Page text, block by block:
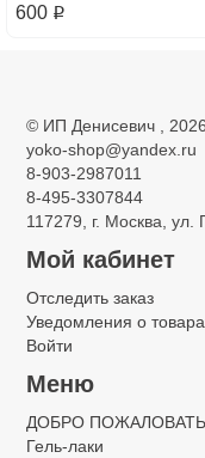
600 p
© ИП Денисевич
, 2026
yoko-shop@yandex.ru
8-903-2987011
8-495-3307844
117279, г. Москва,
Мой кабинет
Отследить заказ
Уведомления о
Войти
Меню
ДОБРО
Гель-лаки